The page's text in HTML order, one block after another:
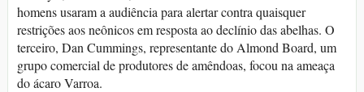
homens usaram a audiência para alertar contra quaisquer
restrições aos neônicos em resposta ao declínio das abelhas. O
terceiro, Dan Cummings, representante do Almond Board, um
grupo comercial de produtores de amêndoas, focou na ameaça
do ácaro Varroa.